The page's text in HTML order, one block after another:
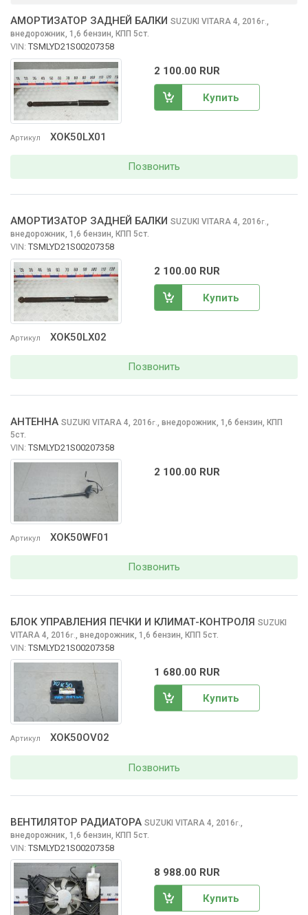
Артикул XOK50LX01
АМОРТИЗАТОР ЗАДНЕЙ БАЛКИ SUZUKI VITARA 4, 2016г.,
внедорожник, 1,6 бензин, КПП 5ст.
VIN: TSMLYD21S00207358
2 100.00 RUR
Купить
Позвонить
Артикул XOK50LX02
АМОРТИЗАТОР ЗАДНЕЙ БАЛКИ SUZUKI VITARA 4, 2016г.,
внедорожник, 1,6 бензин, КПП 5ст.
VIN: TSMLYD21S00207358
2 100.00 RUR
Купить
Позвонить
Артикул XOK50WF01
АНТЕННА SUZUKI VITARA 4, 2016г.
внедорожник, 1,6 бензин, КПП
5ст.
VIN: TSMLYD21S00207358
2 100.00 RUR
Позвонить
Артикул XOK50OV02
БЛОК УПРАВЛЕНИЯ ПЕЧКИ И КЛИМАТ-КОНТРОЛЯ SUZUKI
VITARA 4, 2016г. внедорожник, 1,6 бензин, КПП 5ст.
VIN: TSMLYD21S00207358
1 680.00 RUR
Купить
Позвонить
ВЕНТИЛЯТОР РАДИАТОРА SUZUKI VITARA 4, 2016г.
внедорожник, 1,6 бензин, КПП 5ст.
VIN: TSMLYD21S00207358
8 988.00 RUR
Купить